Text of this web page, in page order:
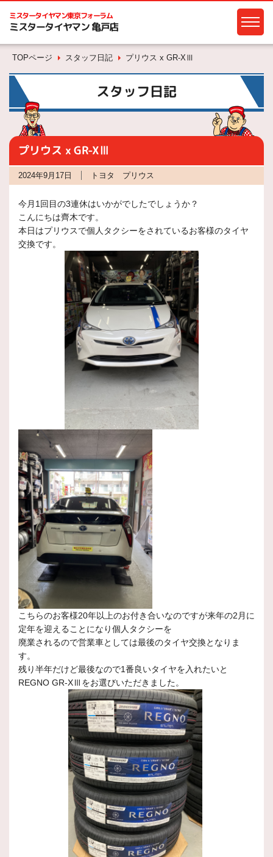
ミスタータイヤマン東京フォーラム
ミスタータイヤマン 亀戸店
TOPページ スタッフ日記 プリウス x GR-XⅢ
スタッフ日記
プリウス x GR-XⅢ
2024年9月17日 トヨタ プリウス
今月1回目の3連休はいかがでしたでしょうか？
こんにちは齊木です。
本日はプリウスで個人タクシーをされているお客様のタイヤ
交換です。
こちらのお客様20年以上のお付き合いなのですが来年の2月に
定年を迎えることになり個人タクシーを
廃業されるので営業車としては最後のタイヤ交換となりま
す。
残り半年だけど最後なので1番良いタイヤを入れたいと
REGNO GR-XⅢをお選びいただきました。